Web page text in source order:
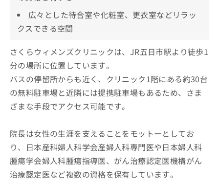
広々とした待合室や化粧室、更衣室などリラッ
クスできる空間
さくらウィメンズクリニックは、JR五日市駅より徒歩1
分の場所に位置しています。
バスの停留所からも近く、クリニック1階にある約30台
の無料駐車場と近隣には提携駐車場もあるため、さま
ざまな手段でアクセス可能です。
院長は女性の生涯を支えることをモットーとしてお
り、日本産科婦人科学会産婦人科専門医や日本婦人科
腫瘍学会婦人科腫瘍指導医、がん治療認定医機構がん
治療認定医など複数の資格を保有しています。